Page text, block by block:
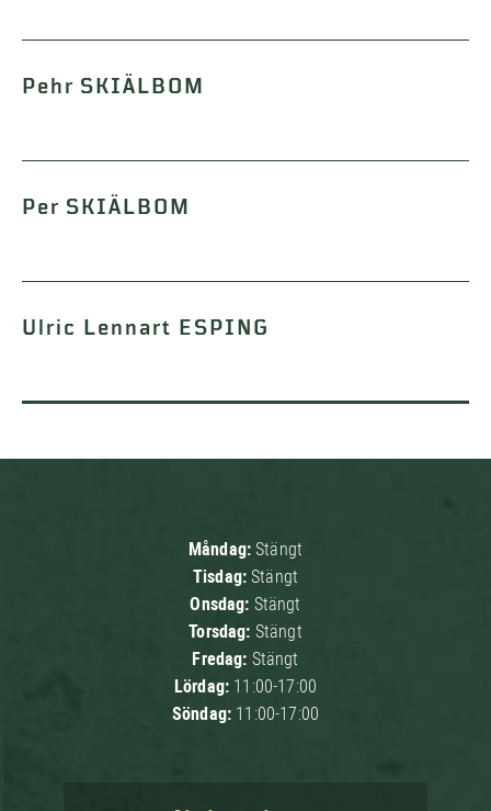
Pehr SKIÄLBOM
Per SKIÄLBOM
Ulric Lennart ESPING
Måndag:Stängt
Tisdag:Stängt
Onsdag: Stängt
Torsdag: Stängt
Fredag: Stängt
Lördag: 11:00-17:00
Söndag: 11:00-17:00